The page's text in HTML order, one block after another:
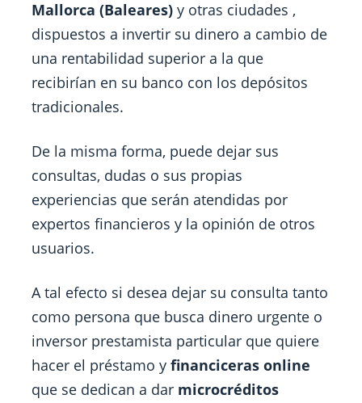
Mallorca (Baleares) y otras ciudades ,
dispuestos a invertir su dinero a cambio de
una rentabilidad superior a la que
recibirían en su banco con los depósitos
tradicionales.
De la misma forma, puede dejar sus
consultas, dudas o sus propias
experiencias que serán atendidas por
expertos financieros y la opinión de otros
usuarios.
A tal efecto si desea dejar su consulta tanto
como persona que busca dinero urgente o
inversor prestamista particular que quiere
hacer el préstamo yfinanciceras online
que se dedican a dar microcréditos